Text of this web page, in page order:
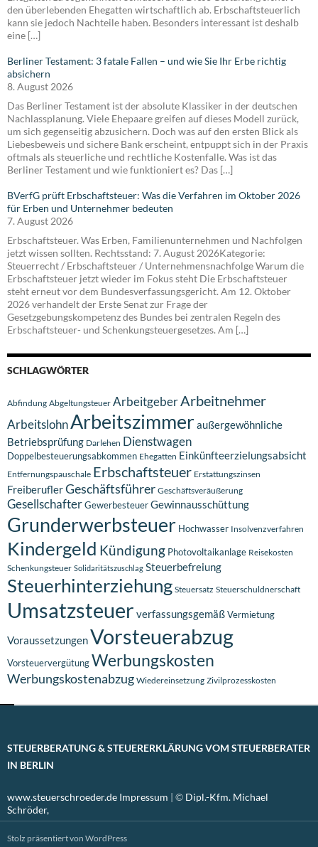
den überlebenden Ehegatten wirtschaftlich ab. Erbschaftsteuerlich
kann sie jedoch Nachteile haben. Besonders interessant ist deshalb
eine […]
Berliner Testament: 3 fatale Fallen – und wie Sie Ihr Erbe richtig
absichern
8. August 2026
Das Berliner Testament ist der absolute Klassiker in der deutschen
Nachlassplanung. Viele Ehepaare greifen auf dieses Modell zurück,
um sich gegenseitig abzusichern. Doch was auf den ersten Blick als
Liebesbeweis und sichere Bank erscheint, entpuppt sich in der Praxis
oftmals als steuerliche und rechtliche Kostenfalle. Was ist das
Berliner Testament und wie funktioniert es? Das […]
BVerfG prüft Erbschaftsteuer: Was die Verfahren im Oktober 2026
für Erben und Unternehmer bedeuten
7. August 2026
Erbschaftsteuer. Was Erben, Familienunternehmen und Nachfolgen
jetzt wissen sollten. Rechtsstand: 7. August 2026Kategorie:
Steuerrecht / Erbschaftsteuer / Unternehmensnachfolge Warum die
Erbschaftsteuer jetzt wieder im Fokus steht Die Erbschaftsteuer
steht erneut vor dem Bundesverfassungsgericht. Am 12. Oktober
2026 verhandelt der Erste Senat zur Frage der
Gesetzgebungskompetenz des Bundes bei zentralen Regeln des
Erbschaftsteuer- und Schenkungsteuergesetzes. Am […]
SCHLAGWÖRTER
Abfindung Abgeltungsteuer ArbeitgeberArbeitnehmer
ArbeitslohnArbeitszimmeraußergewöhnliche
Betriebsprüfung Darlehen Dienstwagen
Doppelbesteuerungsabkommen Ehegatten Einkünfteerzielungsabsicht
Entfernungspauschale Erbschaftsteuer Erstattungszinsen
FreiberuflerGeschäftsführer Geschäftsveräußerung
GesellschafterGewerbesteuerGewinnausschüttung
Grunderwerbsteuer Hochwasser Insolvenzverfahren
Kindergeld Kündigung Photovoltaikanlage Reisekosten
Schenkungsteuer Solidaritätszuschlag Steuerbefreiung
Steuerhinterziehung Steuersatz Steuerschuldnerschaft
Umsatzsteuer verfassungsgemäßVermietung
VoraussetzungenVorsteuerabzug
VorsteuervergütungWerbungskosten
Werbungskostenabzug Wiedereinsetzung Zivilprozesskosten
STEUERBERATUNG & STEUERERKLÄRUNG VOM STEUERBERATER
IN BERLIN
www.steuerschroeder.de Impressum | © Dipl.-Kfm. Michael
Schröder,
Stolz präsentiert von WordPress